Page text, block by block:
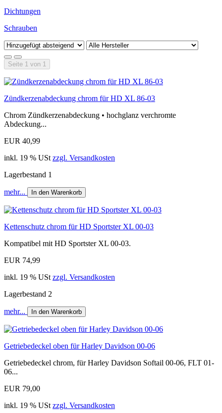
Dichtungen
Schrauben
Seite 1 von 1
Zündkerzenabdeckung chrom für HD XL 86-03
Chrom Zündkerzenabdeckung • hochglanz verchromte
Abdeckung...
EUR 40,99
inkl. 19 % USt zzgl. Versandkosten
Lagerbestand 1
mehr... In den Warenkorb
Kettenschutz chrom für HD Sportster XL 00-03
Kompatibel mit HD Sportster XL 00-03.
EUR 74,99
inkl. 19 % USt zzgl. Versandkosten
Lagerbestand 2
mehr... In den Warenkorb
Getriebedeckel oben für Harley Davidson 00-06
Getriebedeckel chrom, für Harley Davidson Softail 00-06, FLT 01-
06...
EUR 79,00
inkl. 19 % USt zzgl. Versandkosten